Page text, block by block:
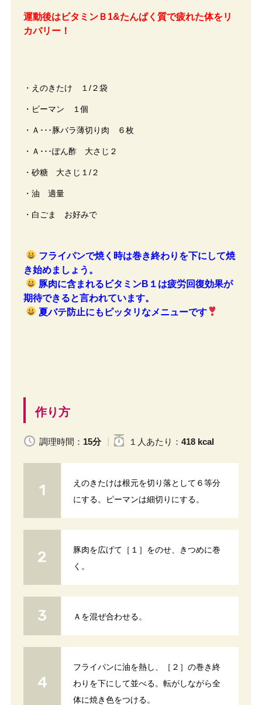
運動後はビタミンＢ1&たんぱく質で疲れた体をリ
カバリー！
・えのきたけ １/２袋
・ピーマン １個
・Ａ･･･豚バラ薄切り肉 ６枚
・Ａ･･･ぽん酢 大さじ２
・砂糖 大さじ１/２
・油 適量
・白ごま お好みで
フライパンで焼く時は巻き終わりを下にして焼
き始めましょう。
豚肉に含まれるビタミンB１は疲労回復効果が
期待できると言われています。
夏バテ防止にもピッタリなメニューです
作り方
調理時間： 15分 １人 あたり ： 418 kcal
えのきたけは根元を切り落として６等分
にする。ピーマンは細切りにする。
豚肉を広げて［１］をのせ、きつめに巻
く。
Ａを混ぜ合わせる。
フライパンに油を熱し、［２］の巻き終
わりを下にして並べる。転がしながら全
体に焼き色をつける。